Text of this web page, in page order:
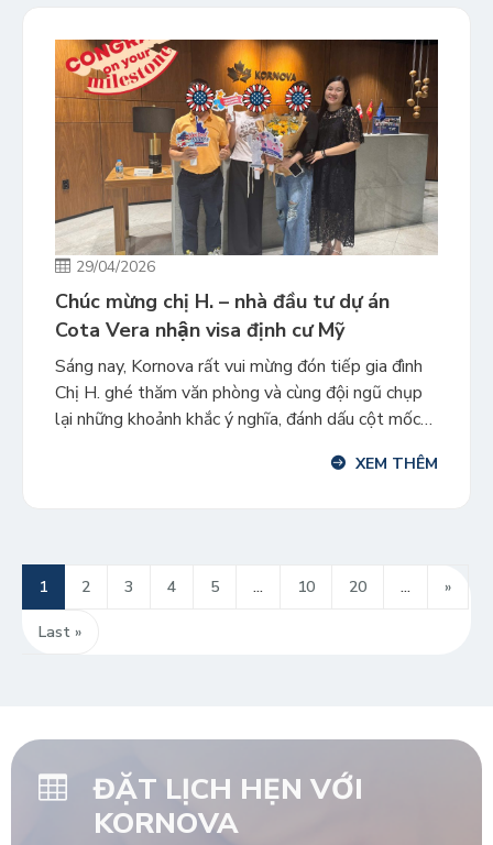
29/04/2026
Chúc mừng chị H. – nhà đầu tư dự án
Cota Vera nhận visa định cư Mỹ
Sáng nay, Kornova rất vui mừng đón tiếp gia đình
Chị H. ghé thăm văn phòng và cùng đội ngũ chụp
lại những khoảnh khắc ý nghĩa, đánh dấu cột mốc
Mỹ với dự án Urban TEA – Cota Vera. Tháng 4 cả
XEM THÊM
1 2 3 4 5 ... 10 20 ... »
Last »
ĐẶT LỊCH HẸN VỚI
KORNOVA